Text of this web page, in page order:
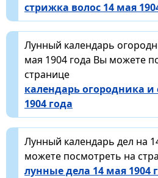
стрижка волос 14 мая
Лунный календарь
мая 1904 года Вы можете
странице
календарь огородника и
1904 года
Лунный календарь дел на
можете посмотреть на
лунные дела 14 мая 1904